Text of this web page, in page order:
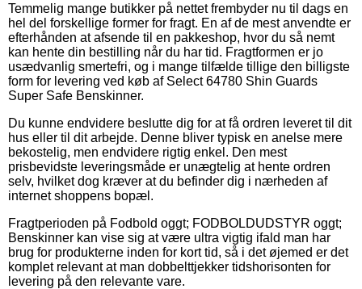
Temmelig mange butikker på nettet frembyder nu til dags en
hel del forskellige former for fragt. En af de mest anvendte er
efterhånden at afsende til en pakkeshop, hvor du så nemt
kan hente din bestilling når du har tid. Fragtformen er jo
usædvanlig smertefri, og i mange tilfælde tillige den billigste
form for levering ved køb af Select 64780 Shin Guards
Super Safe Benskinner.
Du kunne endvidere beslutte dig for at få ordren leveret til dit
hus eller til dit arbejde. Denne bliver typisk en anelse mere
bekostelig, men endvidere rigtig enkel. Den mest
prisbevidste leveringsmåde er unægtelig at hente ordren
selv, hvilket dog kræver at du befinder dig i nærheden af
internet shoppens bopæl.
Fragtperioden på Fodbold oggt; FODBOLDUDSTYR oggt;
Benskinner kan vise sig at være ultra vigtig ifald man har
brug for produkterne inden for kort tid, så i det øjemed er det
komplet relevant at man dobbelttjekker tidshorisonten for
levering på den relevante vare.